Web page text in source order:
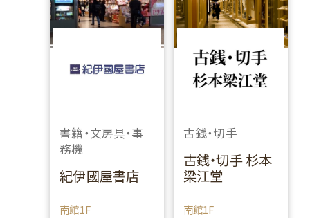
書籍・文房具・事
務機
紀伊國屋書店
南館1F
古銭・切手
古銭・切手 杉本
梁江堂
南館1F